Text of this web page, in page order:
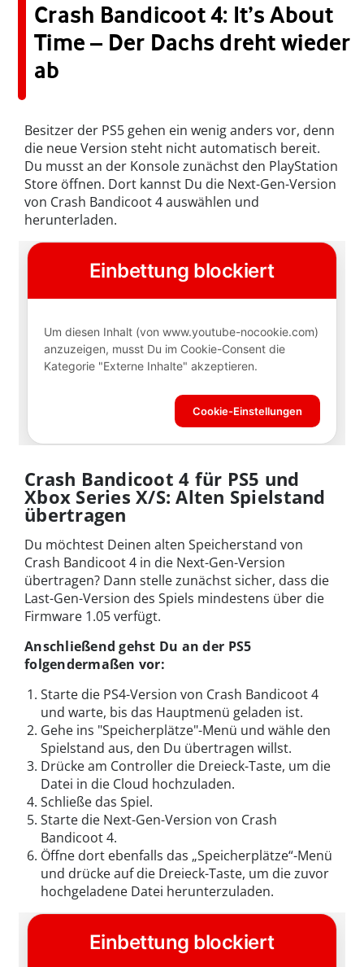
Crash Bandicoot 4: It’s About
Time – Der Dachs dreht wieder
ab
Besitzer der PS5 gehen ein wenig anders vor, denn
die neue Version steht nicht automatisch bereit.
Du musst an der Konsole zunächst den PlayStation
Store öffnen. Dort kannst Du die Next-Gen-Version
von Crash Bandicoot 4 auswählen und
herunterladen.
Crash Bandicoot 4 für PS5 und
Xbox Series X/S: Alten Spielstand
übertragen
Du möchtest Deinen alten Speicherstand von
Crash Bandicoot 4 in die Next-Gen-Version
übertragen? Dann stelle zunächst sicher, dass die
Last-Gen-Version des Spiels mindestens über die
Firmware 1.05 verfügt.
Anschließend gehst Du an der PS5
folgendermaßen vor:
Starte die PS4-Version von Crash Bandicoot 4
und warte, bis das Hauptmenü geladen ist.
Gehe ins "Speicherplätze"-Menü und wähle den
Spielstand aus, den Du übertragen willst.
Drücke am Controller die Dreieck-Taste, um die
Datei in die Cloud hochzuladen.
Schließe das Spiel.
Starte die Next-Gen-Version von Crash
Bandicoot 4.
Öffne dort ebenfalls das „Speicherplätze“-Menü
und drücke auf die Dreieck-Taste, um die zuvor
hochgeladene Datei herunterzuladen.